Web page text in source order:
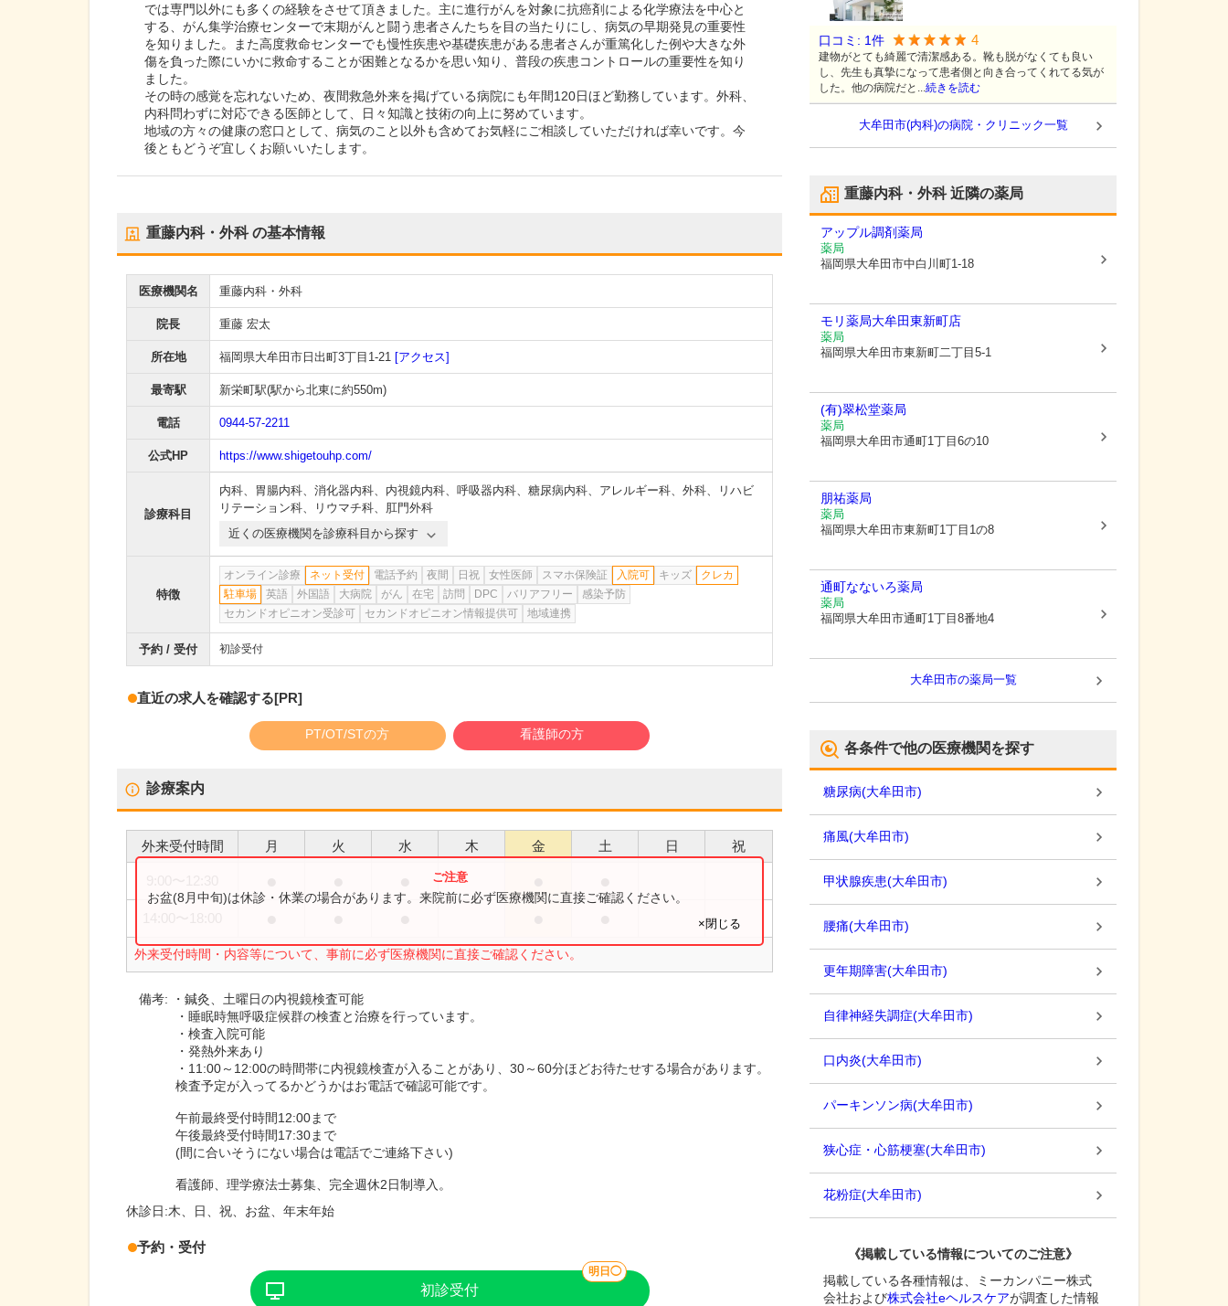
では専門以外にも多くの経験をさせて頂きました。主に進行がんを対象に抗癌剤による化学療法を中心と
する、がん集学治療センターで末期がんと闘う患者さんたちを目の当たりにし、病気の早期発見の重要性
を知りました。また高度救命センターでも慢性疾患や基礎疾患がある患者さんが重篤化した例や大きな外
傷を負った際にいかに救命することが困難となるかを思い知り、普段の疾患コントロールの重要性を知り
ました。
その時の感覚を忘れないため、夜間救急外来を掲げている病院にも年間120日ほど勤務しています。外科、
内科問わずに対応できる医師として、日々知識と技術の向上に努めています。
地域の方々の健康の窓口として、病気のこと以外も含めてお気軽にご相談していただければ幸いです。今
後ともどうぞ宜しくお願いいたします。
重藤内科・外科の基本情報
医療機関名 重藤内科・外科
院長 重藤 宏太
所在地 福岡県大牟田市日出町3丁目1-21 [アクセス]
最寄駅 新栄町駅(駅から北東に約550m)
電話 0944-57-2211
公式HP https://www.shigetouhp.com/
診療科目
内科、 胃腸内科、 消化器内科、 内視鏡内科、 呼吸器内科、 糖尿病内科、 アレルギー科、 外科、
リハビ
リテーション科、 リウマチ科、 肛門外科
近くの医療機関を診療科目から探す
特徴
オンライン診療 ネット受付 電話予約 夜間 日祝 女性医師 スマホ保険証 入院可 キッズ
クレカ
駐車場
英語 外国語 大病院 がん 在宅 訪問 DPC バリアフリー
感染予防
セカンドオピニオン受診可
セカンドオピニオン情報提供可 地域連携
予約 / 受付 初診受付
直近の求人を確認する[PR]
PT/OT/STの方 看護師の方
診療案内
外来受付時間 月 火 水 木 金 土 日 祝
外来受付時間・内容等について、事前に必ず医療機関に直接ご確認ください。
お盆(8月中旬)は休診・休業の場合があります。来院前に必ず医療機関に直接ご確認ください。
×閉じる
備考:
・鍼灸、土曜日の内視鏡検査可能
・睡眠時無呼吸症候群の検査と治療を行っています。
・検査入院可能
・発熱外来あり
・11:00～12:00の時間帯に内視鏡検査が入ることがあり、30～60分ほどお待たせする場合があります。
検査予定が入ってるかどうかはお電話で確認可能です。
午前最終受付時間12:00まで
午後最終受付時間17:30まで
(間に合いそうにない場合は電話でご連絡下さい)
看護師、理学療法士募集、完全週休2日制導入。
休診日:木、日、祝、お盆、年末年始
予約・受付
初診受付
明日◯
口コミ: 1件 4
建物がとても綺麗で清潔感ある。靴も脱がなくても良い
し、先生も真摯になって患者側と向き合ってくれてる気が
した。他の病院だと...続きを読む
大牟田市(内科)の病院・クリニック一覧
重藤内科・外科近隣の薬局
アップル調剤薬局
薬局
福岡県大牟田市中白川町1-18
モリ薬局大牟田東新町店
薬局
福岡県大牟田市東新町二丁目5-1
(有)翠松堂薬局
薬局
福岡県大牟田市通町1丁目6の10
朋祐薬局
薬局
福岡県大牟田市東新町1丁目1の8
通町なないろ薬局
薬局
福岡県大牟田市通町1丁目8番地4
大牟田市の薬局一覧
各条件で他の医療機関を探す
糖尿病(大牟田市)
痛風(大牟田市)
甲状腺疾患(大牟田市)
腰痛(大牟田市)
更年期障害(大牟田市)
自律神経失調症(大牟田市)
口内炎(大牟田市)
パーキンソン病(大牟田市)
狭心症・心筋梗塞(大牟田市)
花粉症(大牟田市)
《掲載している情報についてのご注意》
掲載している各種情報は、ミーカンパニー株式
会社および株式会社eヘルスケアが調査した情報